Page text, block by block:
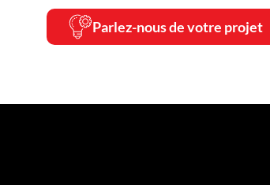
Parlez-nous de votre projet